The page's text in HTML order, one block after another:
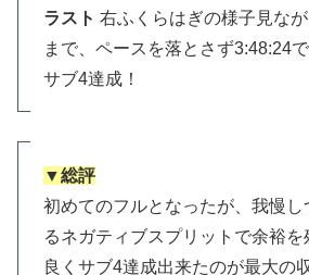
ラスト 右ふくらはぎの様子見な
まで、ペースを落とさず3:48:24
サブ4達成！
▼総評
初めてのフルとなったが、我慢
るネガティブスプリットで余裕を
良くサブ4達成出来たのが最大の